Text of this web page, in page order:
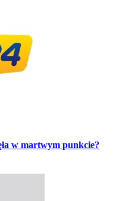
w martwym punkcie?